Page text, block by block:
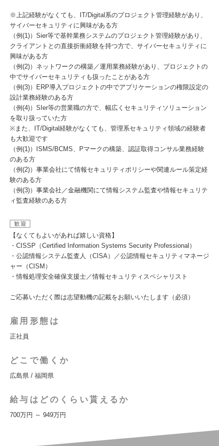
※上記経験がなくても、IT/Digital系のプロジェクト管理経験があり、
サイバーセキュリティに興味がある方
（例(1)）Sier等で基幹業務システムのプロジェクト管理経験があり、
クライアントとの直接折衝経験を持つ方で、サイバーセキュリティに
興味がある方
（例(2)）ネットワークの構築／運用業務経験があり、プロジェクトの
中でサイバーセキュリティも扱ったことがある方
（例(3)）ERP導入プロジェクトの中でアプリケーションの権限設定の
設計業務経験のある方
（例(4)）SIer等の営業職の方で、幅広くセキュリティソリューション
を取り扱っていた方
※また、IT/Digital経験がなくても、管理系セキュリティ領域の経験者
も大歓迎です
（例(1)）ISMS/BCMS、Pマークの構築、認証取得コンサル業務経験
のある方
（例(2)）事業会社にて情報セキュリティポリシーや関連ルール策定経
験のある方
（例(3)）事業会社／金融機関にて情報システム監査や情報セキュリテ
ィ監査経験のある方
歓迎
【なくてもよいがあれば嬉しい資格】
・CISSP（Certified Information Systems Security Professional）
・公認情報システム監査人（CISA）／公認情報セキュリティマネージ
ャー（CISM）
・情報処理安全確保支援士／情報セキュリティスペシャリスト
ご応募いただく際は志望動機の記載をお願いいたします（必須）
雇用形態は
正社員
どこで働くか
広島県 / 福岡県
給与はどのくらい貰えるか
700万円 ～ 949万円